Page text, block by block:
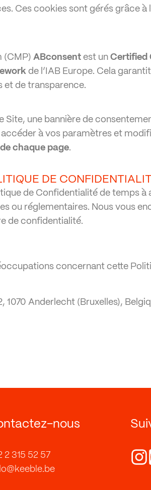
Ces cookies sont gérés grâce
(CMP) ABconsent est un Certified
de l’IAB Europe. Cela
et de transparence.
Site, une bannière de
à vos paramètres et
chaque page.
DE
de Confidentialité de temps
ou réglementaires. Nous vous
de confidentialité.
concernant cette
1070 Anderlecht (Bruxelles),
nous
2 315 52 57